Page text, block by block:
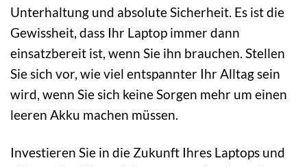
Unterhaltung und absolute Sicherheit. Es ist die
Gewissheit, dass Ihr Laptop immer dann
einsatzbereit ist, wenn Sie ihn brauchen. Stellen
Sie sich vor, wie viel entspannter Ihr Alltag sein
wird, wenn Sie sich keine Sorgen mehr um einen
leeren Akku machen müssen.
Investieren Sie in die Zukunft Ihres Laptops und